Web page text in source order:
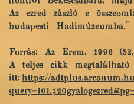
Az ezred zászló e
budapesti Hadimúzeumba."
Forrás: Az Érem, 1996
A teljes cikk megtalálható
itt:https://